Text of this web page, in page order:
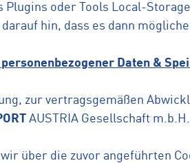
Plugins oder Tools Local-
hin, dass es dann
Daten &
zur vertragsgemäßen
AUSTRIA Gesellschaft
über die zuvor angeführten